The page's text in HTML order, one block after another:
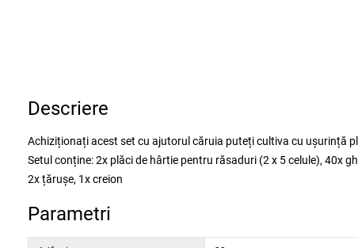
Descriere
Achiziționați acest set cu ajutorul căruia puteți cultiva cu ușurință
Setul conține: 2x plăci de hârtie pentru răsaduri (2 x 5 celule), 40x
2x țărușe, 1x creion
Parametri